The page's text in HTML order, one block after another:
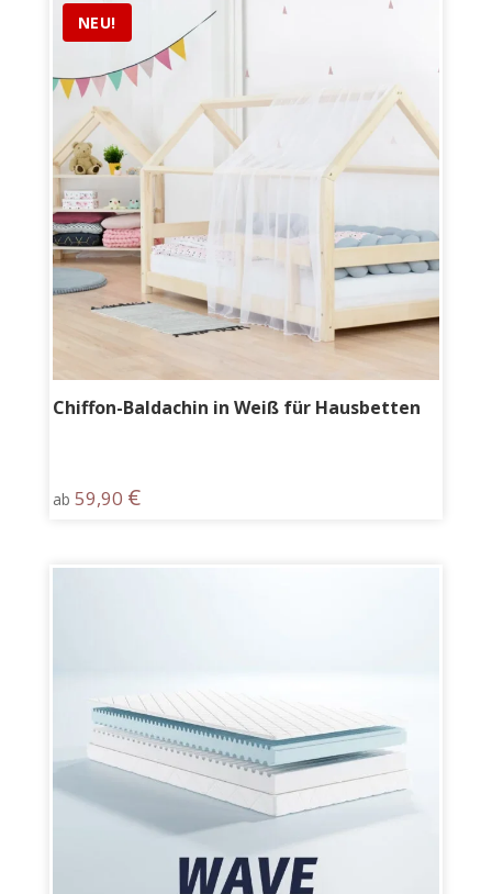
Chiffon-Baldachin in Weiß für Hausbetten
ab59,90 €
NEU!